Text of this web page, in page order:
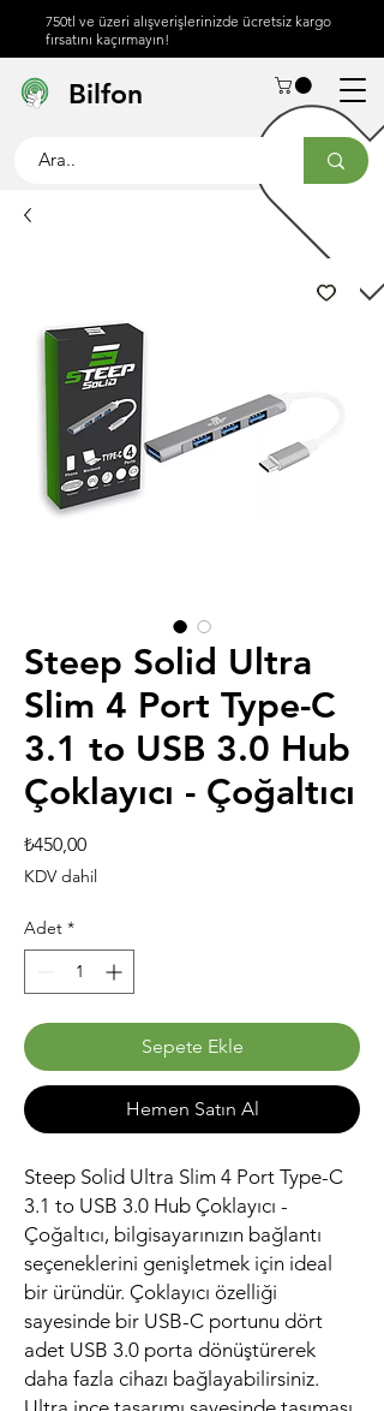
750tl ve üzeri alışverişlerinizde ücretsiz kargo
fırsatını kaçırmayın!
İletişim
Bilfon
Steep Solid Ultra
Slim 4 Port Type-C
3.1 to USB 3.0 Hub
Çoklayıcı - Çoğaltıcı
₺450,00Fiyat
KDV dahil
Adet *
Sepete Ekle
Hemen Satın Al
Steep Solid Ultra Slim 4 Port Type-C
3.1 to USB 3.0 Hub Çoklayıcı -
Çoğaltıcı, bilgisayarınızın bağlantı
seçeneklerini genişletmek için ideal
bir üründür. Çoklayıcı özelliği
sayesinde bir USB-C portunu dört
adet USB 3.0 porta dönüştürerek
daha fazla cihazı bağlayabilirsiniz.